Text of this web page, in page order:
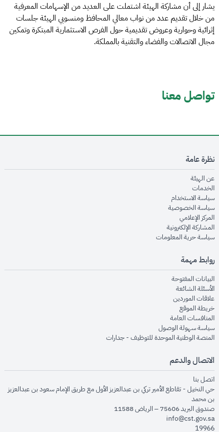
يشار إلى أن مشاركة الهيئة اشتملت على العديد من الإسهامات المعرفية
من خلال تقديم عدد من نواب معالي المحافظ ومنسوبي الهيئة جلسات
إثرائية وحوارية وعروض تقديمية حول الفرص الاستثمارية المبتكرة وتمكين
مجال الاتصالات والفضاء والتقنية بالمملكة.
تواصل معنا
نظرة عامة
عن الهيئةopens in new window
الخدماتopens in new window
سياسة الاستخدام
سياسة الخصوصيةopens in new window
المركز الإعلاميopens in new window
المشاركة الإلكترونيةopens in new window
سياسة حرية المعلوماتopens in new window
روابط مهمة
البيانات المفتوحةopens in new window
الأسئلة الشائعةopens in new window
علاقات الموردينopens in new window
خريطة الموقعopens in new window
المنافسات العامةopens in new window
سياسة سهولة الوصولopens in new window
المنصة الوطنية الموحدة للتوظيف - جداراتopens in new window
الاتصال والدعم
اتصل بنا
حي النخيل - تقاطع الأمير تركي بن عبدالعزيز الأول مع طريق الإمام سعود بن عبدالعزيز
بن محمد
صندوق البريد 75606 – الرياض 11588
info@cst.gov.sa
19966